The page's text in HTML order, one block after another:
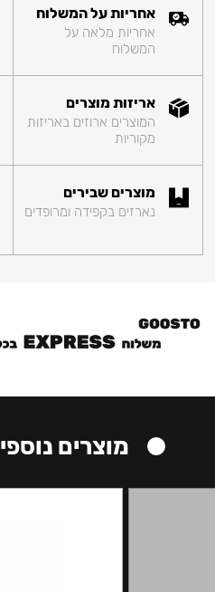
אחריות על המשלוח
אחריות מלאה על
המשלוח
אריזות מוצרים
המוצרים ארוזים באריזות
מקוריות
מוצרים שבירים
נארזים בקפידה ומרופדים
מוצרים